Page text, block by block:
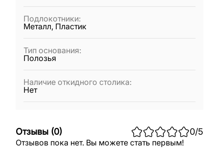
Подлокотники:
Металл, Пластик
Тип основания:
Полозья
Наличие откидного столика:
Нет
Отзывы (0) 0/5
Отзывов пока нет. Вы можете стать первым!